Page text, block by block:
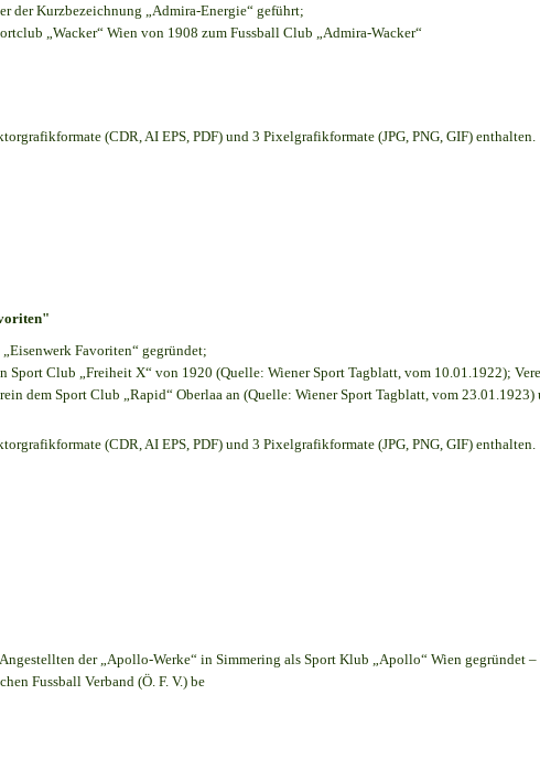
der Kurzbezeichnung „Admira-Energie“ geführt;
„Wacker“ Wien von 1908 zum Fussball Club „Admira-Wacker“
(CDR, AI EPS, PDF) und 3 Pixelgrafikformate (JPG, PNG, GIF) enthalten.
Favoriten“ gegründet;
Sport Club „Freiheit X“ von 1920 (Quelle: Wiener Sport Tagblatt, vom 10.01.1922);
dem Sport Club „Rapid“ Oberlaa an (Quelle: Wiener Sport Tagblatt, vom
(CDR, AI EPS, PDF) und 3 Pixelgrafikformate (JPG, PNG, GIF) enthalten.
der „Apollo-Werke“ in Simmering als Sport Klub „Apollo“ Wien gegründet
Fussball Verband (Ö. F. V.) be